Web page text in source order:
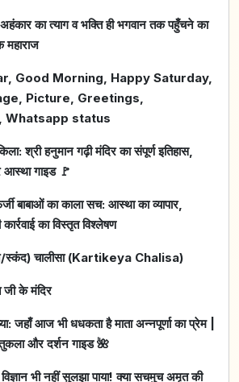
का त्याग व भक्ति ही भगवान तक पहुँचने का
महाराज
Good Morning, Happy Saturday,
Picture, Greetings,
Whatsapp status
श्री हनुमान गढ़ी मंदिर का संपूर्ण इतिहास,
गाइड 🚩
बाबाओं का काला सच: आस्था का व्यापार,
का विस्तृत विश्लेषण
स्कंद) चालीसा (Kartikeya Chalisa)
जी के मंदिर
जहाँ आज भी धधकता है माता अन्नपूर्णा का प्रेम |
और दर्शन गाइड 🌺
भी नहीं सुलझा पाया! क्या सचमुच अमृत की